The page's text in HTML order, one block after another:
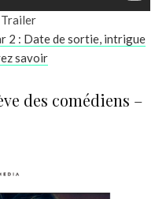
2 : Date de sortie, intrigue
savoir
des comédiens –